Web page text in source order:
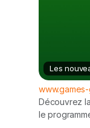
Découvrez
le